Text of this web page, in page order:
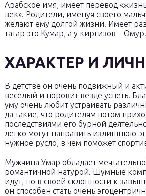
Арабское имя, имеет перевод
век». Родители, именуя своего
желают ему долгой жизни. Имеет
татар это Кумар, а у киргизов – Омур.
ХАРАКТЕР И
В детстве он очень подвижный и
веселый и норовит везде успеть.
уму очень любит устраивать
да такие, что родителям потом
последствиями его бурной
легко могут направить излишнюю
нужное русло, в чем поможет
Мужчина Умар обладает
романтичной натурой. Шумные
идут, но в своей склонности к
он способен стать очень